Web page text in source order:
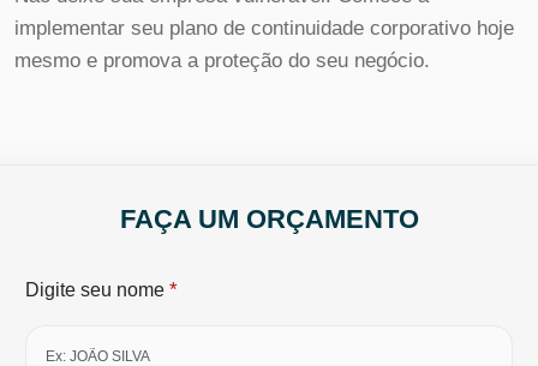
implementar seu plano de continuidade corporativo hoje
mesmo e promova a proteção do seu negócio.
FAÇA UM ORÇAMENTO
Digite seu nome *